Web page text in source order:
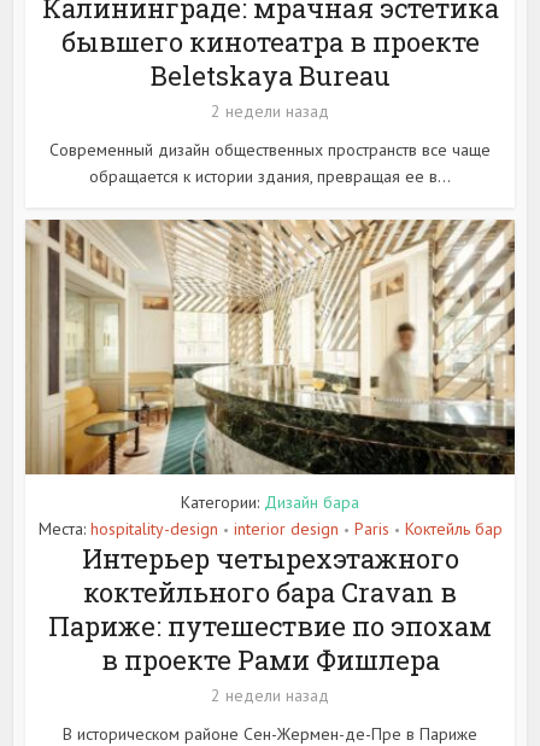
Калининграде: мрачная эстетика
бывшего кинотеатра в проекте
Beletskaya Bureau
2 недели назад
Современный дизайн общественных пространств все чаще
обращается к истории здания, превращая ее в...
Категории: Дизайн бара
Места: hospitality-design • interior design • Paris • Коктейль бар
Интерьер четырехэтажного
коктейльного бара Cravan в
Париже: путешествие по эпохам
в проекте Рами Фишлера
2 недели назад
В историческом районе Сен-Жермен-де-Пре в Париже